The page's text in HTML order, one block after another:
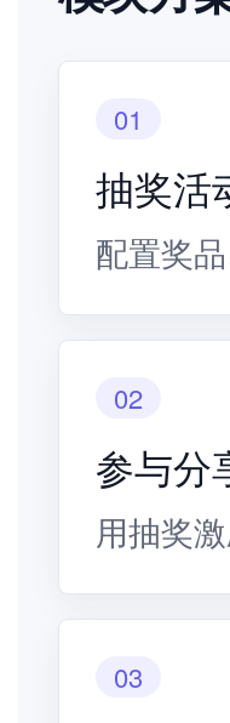
01
抽奖活
配置奖
02
参与分
用抽奖
03